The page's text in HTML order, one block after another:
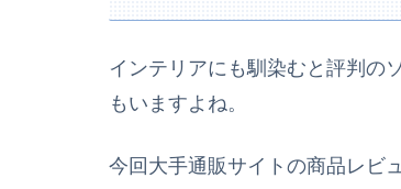
インテリアにも馴染むと評判の
もいますよね。
今回大手通販サイトの商品レビ